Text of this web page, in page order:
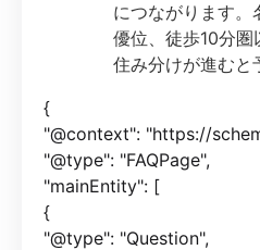
につながります。
優位、徒歩10分圏
住み分けが進むと
{
"@context": "https://
"@type": "FAQPage",
"mainEntity": [
{
"@type": "Question",